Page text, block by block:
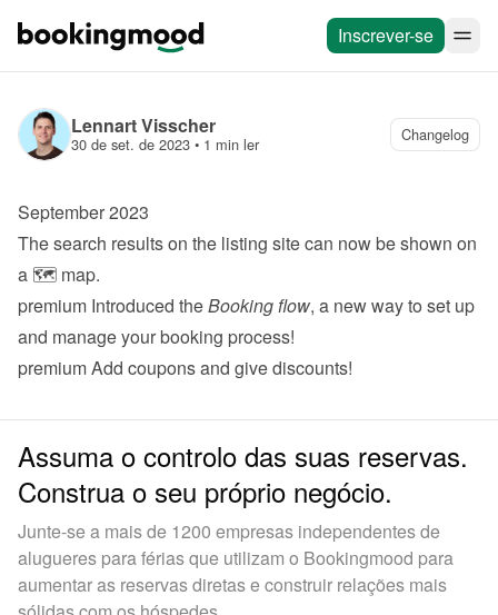
Inscrever-se
Lennart Visscher
30 de set. de 2023 • 1 min ler Changelog
September 2023
The search results on the listing site can now be shown on
a 🗺️ map.
premium Introduced the Booking flow, a new way to set up
and manage your booking process!
premium Add coupons and give discounts!
Assuma o controlo das suas reservas.
Construa o seu próprio negócio.
Junte-se a mais de 1200 empresas independentes de
alugueres para férias que utilizam o Bookingmood para
aumentar as reservas diretas e construir relações mais